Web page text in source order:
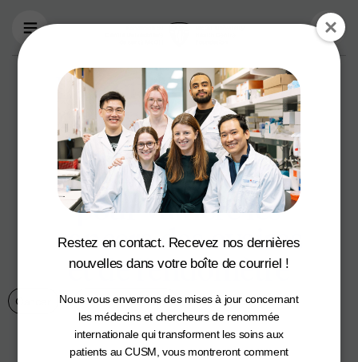
Aller au contenu principal
La Course OVIE : la
communauté de la
Fondation du
CUSM se mobilise
pour vaincre les
cancers des ovaires
et de l’endomètre
Cancer Santé des femmes 23 septembre 2024
Restez en contact. Recevez nos dernières
nouvelles dans votre boîte de courriel !
Nous vous enverrons des mises à jour concernant
les médecins et chercheurs de renommée
internationale qui transforment les soins aux
patients au CUSM, vous montreront comment